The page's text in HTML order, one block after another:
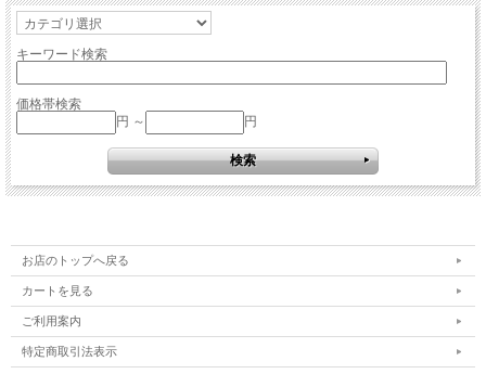
キーワード検索
価格帯検索
円 ～
円
お店のトップへ戻る
カートを見る
ご利用案内
特定商取引法表示